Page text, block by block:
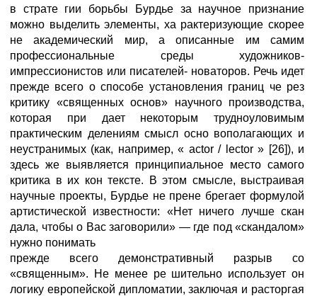
в страте гии борьбы Бурдье за научное признание
можно выделить элементы, ха рактеризующие скорее
не академический мир, а описанные им самим
профессиональные среды художников-
импрессионистов или писателей- новаторов. Речь идет
прежде всего о способе установления границ че рез
критику «священных основ» научного производства,
которая при дает некоторым трудноуловимым
практическим делениям смысл осно вополагающих и
неустранимых (как, например, « actor / lector » [26]), и
здесь же выявляется принципиальное место самого
критика в их кон тексте. В этом смысле, выстраивая
научные проекты, Бурдье не прене брегает формулой
артистической известности: «Нет ничего лучше скан
дала, чтобы о Вас заговорили» — где под «скандалом»
нужно понимать
прежде всего демонстративный разрыв со
«священным». Не менее ре шительно использует он
логику европейской дипломатии, заключая и расторгая